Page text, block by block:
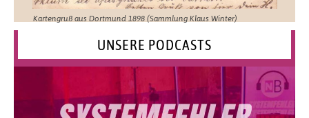
Kartengruß aus Dortmund 1898 (Sammlung Klaus Winter)
UNSERE PODCASTS